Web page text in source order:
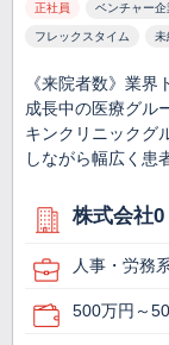
正社員 ベンチャー企
フレックスタイム 未
《来院者数》業
成長中の医療グル
キンクリニックグ
しながら幅広く患
株式会社0
人事・労務
500万円～